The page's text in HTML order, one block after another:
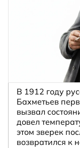
В 1912 году
Бахметьев
вызвал
довел
этом зверек
возвратился к